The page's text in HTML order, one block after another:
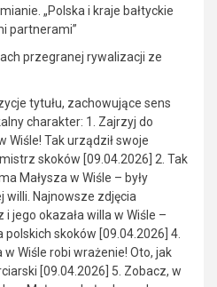
„Polska i kraje bałtyckie
partnerami”
przegranej rywalizacji ze
tytułu, zachowujące sens
charakter: 1. Zajrzyj do
Wiśle! Tak urządził swoje
skoków [09.04.2026] 2. Tak
Małysza w Wiśle – były
willi. Najnowsze zdjęcia
i jego okazała willa w Wiśle –
skoków [09.04.2026] 4.
Wiśle robi wrażenie! Oto, jak
[09.04.2026] 5. Zobacz, w